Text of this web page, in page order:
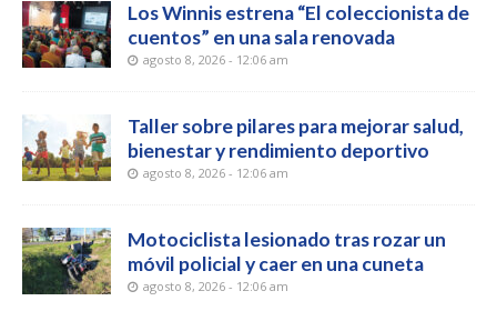
Los Winnis estrena “El coleccionista de
cuentos” en una sala renovada
agosto 8, 2026 - 12:06 am
Taller sobre pilares para mejorar salud,
bienestar y rendimiento deportivo
agosto 8, 2026 - 12:06 am
Motociclista lesionado tras rozar un
móvil policial y caer en una cuneta
agosto 8, 2026 - 12:06 am